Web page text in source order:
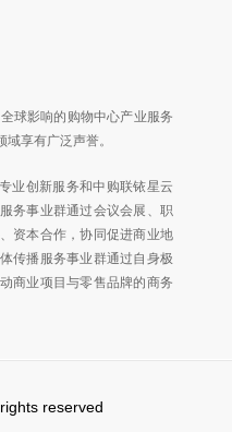
球影响的购物中心产业服务
享有广泛声誉。
业创新服务和中购联铱星云
务事业群通过会议会展、职
资本合作，协同促进商业地
传播服务事业群通过自身极
商业项目与零售品牌的商务
reserved